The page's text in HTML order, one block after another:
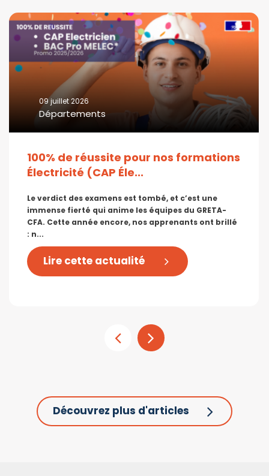
09 juillet 2026
Départements
100% de réussite pour nos formations
Électricité (CAP Éle...
Le verdict des examens est tombé, et c’est une
immense fierté qui anime les équipes du GRETA-
CFA. Cette année encore, nos apprenants ont brillé
: n...
Lire cette actualité
Découvrez plus d'articles